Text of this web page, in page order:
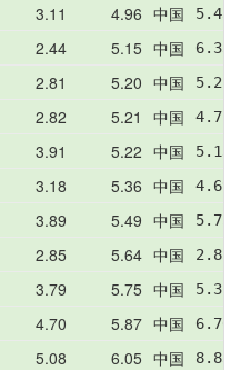
3.11 4.96 中国
2.44 5.15 中国
2.81 5.20 中国
2.82 5.21 中国
3.91 5.22 中国
3.18 5.36 中国
3.89 5.49 中国
2.85 5.64 中国
3.79 5.75 中国
4.70 5.87 中国
5.08 6.05 中国